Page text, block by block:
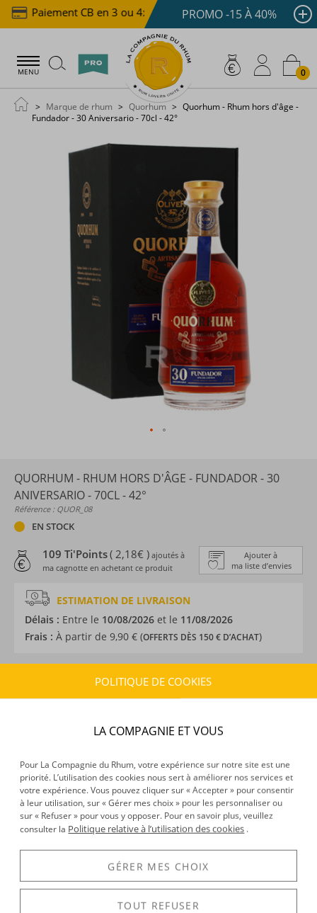
Paiement CB en 3 ou 4x dès 100 € Livraison
PROMO -15 À 40%
MENU 0
Marque de rhum Quorhum
Quorhum - Rhum hors d'âge -
Fundador - 30 Aniversario - 70cl - 42°
QUORHUM - RHUM HORS D'ÂGE - FUNDADOR - 30
ANIVERSARIO - 70CL - 42°
Référence : QUOR_08
EN STOCK
Ajouter à
ma liste d’envies
109 Ti'Points( 2,18€ ) ajoutés à
ma cagnotte en achetant ce produit
ESTIMATION DE LIVRAISON
Délais : Entre le 10/08/2026 et le 11/08/2026
Frais : À partir de 9,90 € (OFFERTS DÈS 150 € D’ACHAT)
CARACTÉRISTIQUES DU PRODUIT
République Dominicaine
Volume :70CL
Degré :42°
Voir tous les produits : Quorhum
POLITIQUE DE COOKIES
LA COMPAGNIE ET VOUS
Pour La Compagnie du Rhum, votre expérience sur notre site est une
priorité. L’utilisation des cookies nous sert à améliorer nos services et
votre expérience. Vous pouvez cliquer sur « Accepter » pour consentir
à leur utilisation, sur « Gérer mes choix » pour les personnaliser ou
sur « Refuser » pour vous y opposer. Pour en savoir plus, veuillez
consulter la Politique relative à l’utilisation des cookies .
GÉRER MES CHOIX
TOUT REFUSER